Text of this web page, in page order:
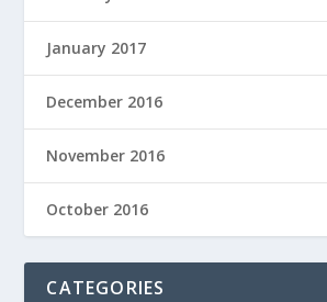
January 2017
December 2016
November 2016
October 2016
CATEGORIES